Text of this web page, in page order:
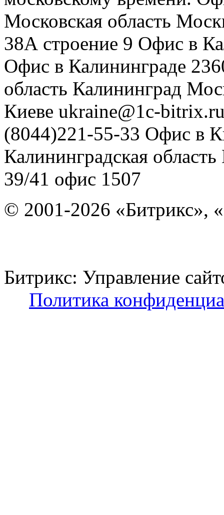
Московская область
38А строение 9 Офис в
Офис в Калининграде
область Калининград
Киеве ukraine@1c-
(8044)221-55-33 Офис в
Калининградская область
39/41 офис 1507
© 2001-2026 «Битрикс»,
Битрикс: Управление
Политика